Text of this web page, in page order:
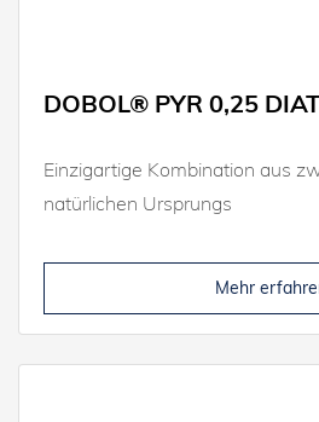
DOBOL® PYR 0,25
Einzigartige Kombination aus
natürlichen Ursprungs
Mehr